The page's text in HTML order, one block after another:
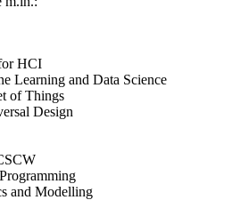
HCI
Learning and Data Science
of Things
Design
and Modelling